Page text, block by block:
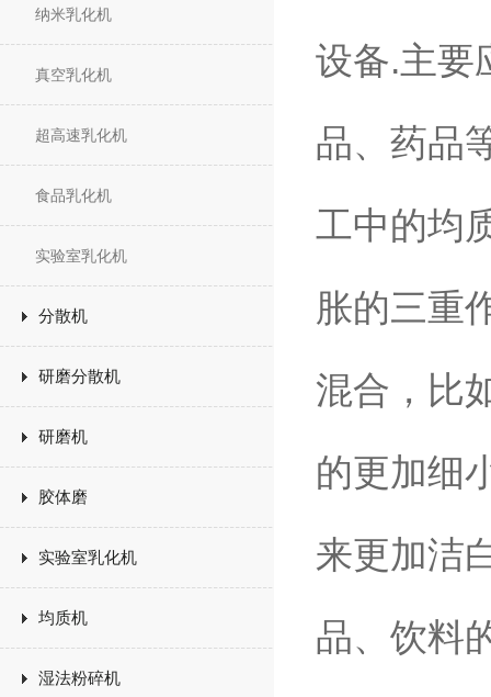
纳米乳化机
真空乳化机
超高速乳化机
食品乳化机
实验室乳化机
分散机
研磨分散机
研磨机
胶体磨
实验室乳化机
均质机
湿法粉碎机
设备.主要
品、药品
工中的均
胀的三重
混合，比
的更加细
来更加洁
品、饮料